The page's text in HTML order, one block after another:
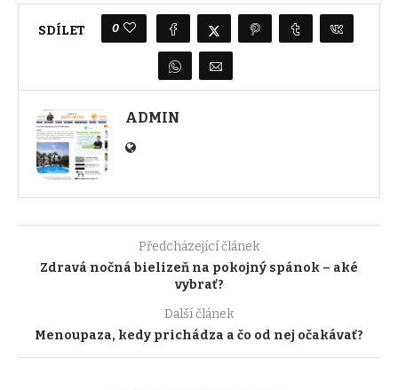
SDÍLET 0
ADMIN
Předcházející článek
Zdravá nočná bielizeň na pokojný spánok – aké
vybrať?
Další článek
Menoupaza, kedy prichádza a čo od nej očakávať?